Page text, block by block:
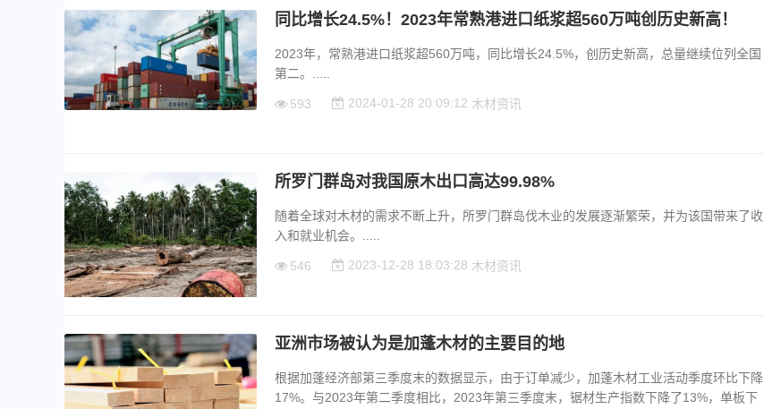
同比增长24.5%！2023年常熟港进口纸浆超560万吨创历史新高！
2023年，常熟港进口纸浆超560万吨，同比增长24.5%，创历史新高，总量继续位列全国
第二。.....
2024-01-28 20:09:12 木材资讯
593
所罗门群岛对我国原木出口高达99.98%
随着全球对木材的需求不断上升，所罗门群岛伐木业的发展逐渐繁荣，并为该国带来了收
入和就业机会。.....
2023-12-28 18:03:28 木材资讯
546
亚洲市场被认为是加蓬木材的主要目的地
根据加蓬经济部第三季度末的数据显示，由于订单减少，加蓬木材工业活动季度环比下降
17%。与2023年第二季度相比，2023年第三季度末，锯材生产指数下降了13%，单板下